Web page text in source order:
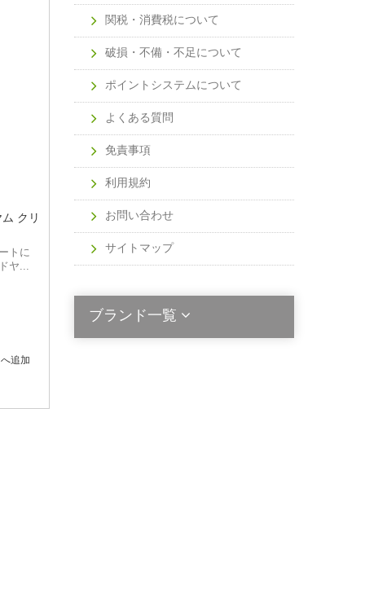
クリ
トに
ヤ...
追加
関税・消費税について
破損・不備・不足について
ポイントシステムについて
よくある質問
免責事項
利用規約
お問い合わせ
サイトマップ
ブランド一覧